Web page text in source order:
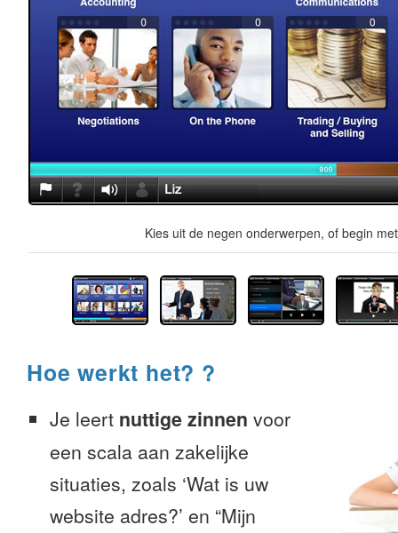
Kies uit de negen onderwerpen, of begin
Hoe werkt het? ?
Je leert nuttige zinnen voor
een scala aan zakelijke
situaties, zoals ‘Wat is uw
website adres?’ en “Mijn